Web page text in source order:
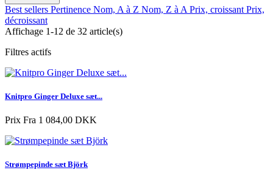
Best sellers Pertinence Nom, A à Z Nom, Z à A Prix, croissant Prix,
décroissant
Affichage 1-12 de 32 article(s)
Filtres actifs
Knitpro Ginger Deluxe sæt...
Prix Fra 1 084,00 DKK
Strømpepinde sæt Björk